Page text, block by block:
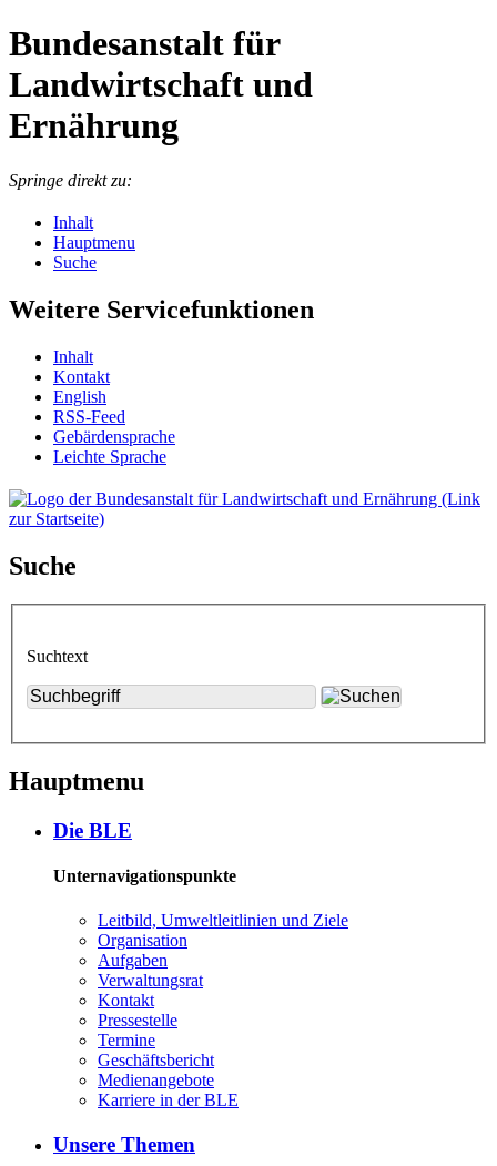
Bundesanstalt für
Landwirtschaft und
Ernährung
Springe direkt zu:
Inhalt
Hauptmenu
Suche
Weitere Servicefunktionen
In­halt
Kon­takt
English
RSS-Feed
Ge­bär­den­spra­che
Leich­te Spra­che
Suche
Suchtext
Hauptmenu
Die BLE
Unternavigationspunkte
Leit­bild, Um­welt­leit­li­ni­en und Zie­le
Or­ga­ni­sa­ti­on
Auf­ga­ben
Ver­wal­tungs­rat
Kon­takt
Pres­se­stel­le
Ter­mi­ne
Ge­schäfts­be­richt
Me­di­en­an­ge­bo­te
Kar­rie­re in der BLE
Un­se­re The­men